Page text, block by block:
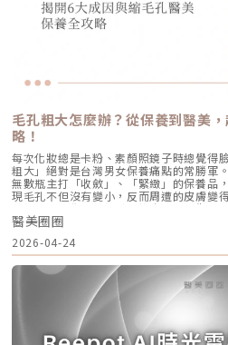
熱敷與刺激性護膚產品 建議加強保濕、
與風險Profhilo屬於非交聯玻尿酸，不含
作用相對少。常見輕微反應包括： 注射
（數日內可自行消退） 極少數人可能會有
內緩解※ 選擇合法診所與原廠授權產品
為什麼 Profhilo 成為新一代醫美趨勢？
追求自然、柔和的改善效果，不希望臉
與傳統填充型療程最大的不同，在於它
並非單純地填補，而是將高濃度玻尿酸均
膠原蛋白與彈力蛋白新生，啟動肌膚的自
有效降低傳統填充物可能帶來的異物感，
外，Profhilo 完美契合了當前醫美市場「
趨勢。它填補了日常保養品與侵入式手術
限制表情，也不需要像手術拉皮那樣漫長
率的現代人來說，這讓它更容易被接受，
首選。臨床案例分享以下為原廠提供的
程，觀察治療前後肌膚狀態的變化，供大
Profhilo常見Q&AQ1：PROFHILO和水光
膚表層補水，讓皮膚變得水嫩透亮；而
水，還能活化膠原蛋白、彈力蛋白等細胞
的特點是透過穩定擴散來刺激肌膚自我修
改善膚況的人。Q2：可以和電波、音波等
療程搭配使用，建議間隔約兩週，具體施
波、音波術後可加速肌膚修復並延長效果
Profhilo療程。施打前請務必諮詢醫師，
菲洛每年需要打幾次？ 一個完整療程通常
（臉凹），過少則無感。在辰美學，我
程度，規劃專屬的能量地圖。以下是 2026 年
更好的「精緻度」，我常會建議在音波拉
外輪廓的固定，或是以「混合式填充」補
提、由外固定」的複合思維，才是現代
避坑建議當妳搜尋「美國音波二代價格
為醫師，我必須提醒大家，費用背後包含
及最重要的「醫師的技術與判讀經驗」。
器與探頭 QR Code，確保非水貨或非法翻
提需要精準的解剖學知識，只有受過原廠
內」將能量發揮到極致。六、 結語：愛美
說，醫美的意義不在於把妳變成另外一個
妳」。看著客人在治療後，重新對鏡子裡
技術，結合我對面部結構的美感理解，悉
您也對輪廓的流失感到焦慮，或者正猶豫
診間，讓我們在一個放鬆、透明的環境下
畫。
抗生素主要針對殺菌；外用酸類主要針對
制皮脂腺分泌，這也是為什麼口服 A 酸
器。然而，口服 A 酸伴隨著全身性的副
生，就是為了一次解決這個痛點：我們
效地控制皮脂腺？什麼是 AviClear 戰痘
AviClear 戰痘雷射是一台利用特定波長光
心技術在於突破性的1726nm 波長雷射
吃油脂」的標靶治療在雷射醫學中，不同
素、血紅素、水分）吸收。1726nm 這個
中，被皮脂（油脂）吸收的效率，大約是
的雷射光束打入真皮層時，能量會精準地
收，進而產生熱能。這些熱能會破壞過度
泌量大幅下降。當沒有過多的油脂，毛孔
存的養分，痘痘自然就失去了生長的溫床
保護表皮，大幅提升舒適度既然要用熱能
燙傷？這正是 AviClear 的另一項核心專
藍寶石接觸式冷卻系統。在雷射擊發前、
將表皮溫度維持在安全的低溫狀態。這不
黑，更大幅降低了療程中的痛感，讓患者
耐受度而定），也能順利完成治療。
法：抗痘金大PK過去我們面對嚴重的青
終極解方。然而，隨著光電科技的突破，
破壞皮脂腺」的新紀元。目前市面上討論
AviClear 戰痘雷射與 CAPRI 藍雷射。雖
油，但在波長與作用機制上卻有著根本的
統的口服A酸又有什麼不同？以下為您全
雷射 vs. CAPRI 藍雷射這兩款都是目前熱
毛孔粗大怎麼辦？從保養到醫美
略！
每次化妝總是卡粉、素顏照鏡子時總覺得
粗大」絕對是台灣男女保養痛點的常勝軍
無數瓶主打「收斂」、「緊緻」的保養品
現毛孔不但沒有變小，反而周遭的皮膚變
被撐大，就像是被撐鬆的橡皮筋，光靠日
的。想要有效改善毛孔粗大，我們必須先
能對症下藥！這篇文章將帶你從日常保養
大的終極對策。為什麼我的毛孔會變大？
麼解決之前，我們得先抓出讓毛孔變大的
原因造成的，通常是以下幾個因素交織而
東油田的擴建工程毛孔是皮脂排出的主要
達，或是受到氣溫升高、荷爾蒙波動、常
大增時，通道就會被迫「擴建」來排出這
通道堵塞引發的連鎖反應健康的肌膚會自
常，這些廢棄角質就會和皮脂、空氣中的
醫美圈圈
2026-04-24